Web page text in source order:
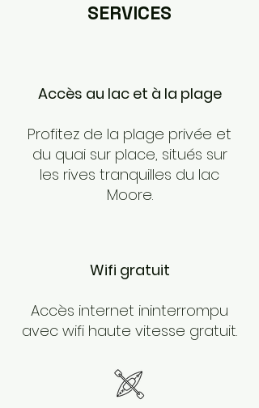
SERVICES
Accès au lac et à la plage
Profitez de la plage privée et
du quai sur place, situés sur
les rives tranquilles du lac
Moore.
Wifi gratuit
Accès internet ininterrompu
avec wifi haute vitesse gratuit.